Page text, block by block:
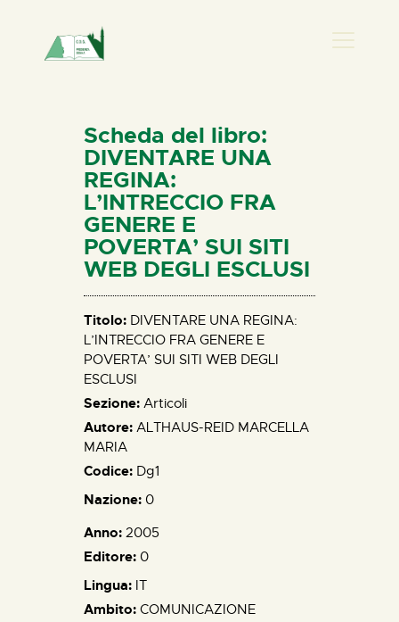
HOME
CHI SIAMO
NEWS
PERCORSI
BIBLIOTECA
ELISA SALERNO
CONTATTI
Scheda del libro:
DIVENTARE UNA
REGINA:
L’INTRECCIO FRA
GENERE E
POVERTA’ SUI SITI
WEB DEGLI ESCLUSI
Titolo: DIVENTARE UNA REGINA:
L’INTRECCIO FRA GENERE E
POVERTA’ SUI SITI WEB DEGLI
ESCLUSI
Sezione: Articoli
Autore: ALTHAUS-REID MARCELLA
MARIA
Codice: Dg1
Nazione: 0
Anno: 2005
Editore: 0
Lingua: IT
Ambito: COMUNICAZIONE